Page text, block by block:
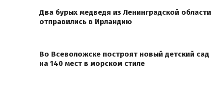
Два бурых медведя из Ленинградской области
отправились в Ирландию
Во Всеволожске построят новый детский сад
на 140 мест в морском стиле